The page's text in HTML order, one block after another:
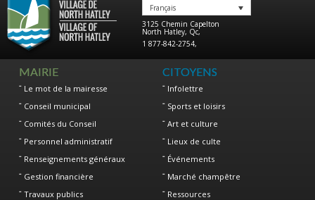
Français
3125 Chemin Capelton
North Hatley, Qc,
1 877-842-2754,
MAIRIE
Le mot de la mairesse
Conseil municipal
Comités du Conseil
Personnel administratif
Renseignements généraux
Gestion financière
Travaux publics
CITOYENS
Infolettre
Sports et loisirs
Art et culture
Lieux de culte
Événements
Marché champêtre
Ressources